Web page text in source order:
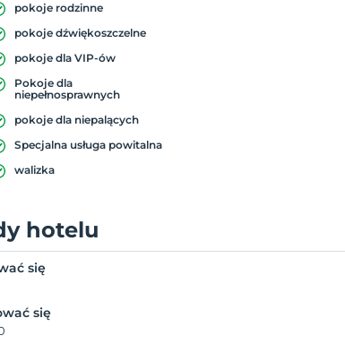
pokoje rodzinne
pokoje dźwiękoszczelne
pokoje dla VIP-ów
Pokoje dla
niepełnosprawnych
pokoje dla niepalących
Specjalna usługa powitalna
walizka
hotelu
się
się